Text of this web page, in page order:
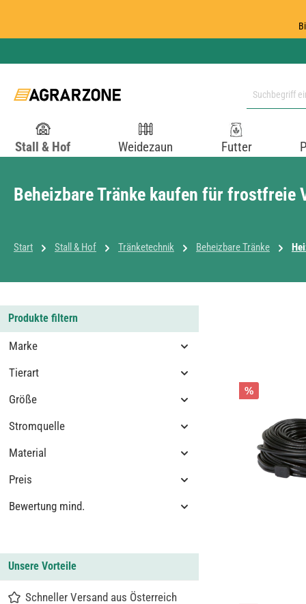
Stall & Hof Weidezaun Futter
Beheizbare Tränke kaufen für frostfreie
Start Stall & Hof Tränketechnik Beheizbare Tränke
Produkte filtern
Marke
Tierart
Größe
Stromquelle
Material
Preis
Bewertung mind.
Unsere Vorteile
Schneller Versand aus Österreich
%